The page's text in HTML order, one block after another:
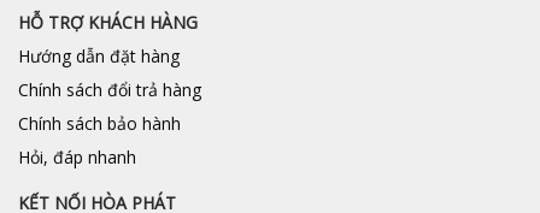
HỖ TRỢ KHÁCH HÀNG
Hướng dẫn đặt hàng
Chính sách đổi trả hàng
Chính sách bảo hành
Hỏi, đáp nhanh
KẾT NỐI HÒA PHÁT